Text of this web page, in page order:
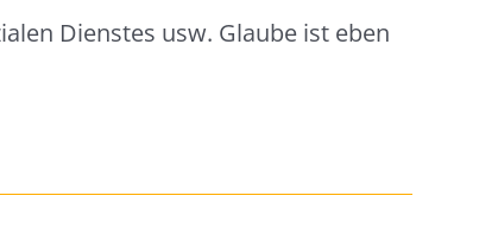
Dienstes usw. Glaube ist eben